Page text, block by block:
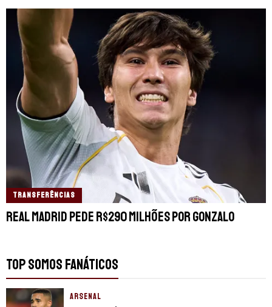
TRANSFERÊNCIAS
Real Madrid pede R$290 milhões por Gonzalo
TOP SOMOS FANÁTICOS
ARSENAL